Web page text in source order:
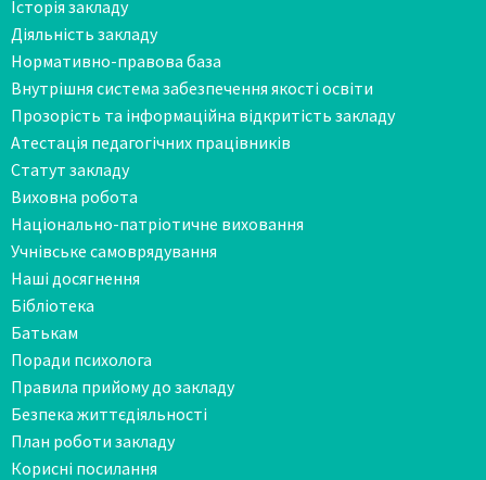
Історія закладу
Діяльність закладу
Нормативно-правова база
Внутрішня система забезпечення якості освіти
Прозорість та інформаційна відкритість закладу
Атестація педагогічних працівників
Статут закладу
Виховна робота
Національно-патріотичне виховання
Учнівське самоврядування
Наші досягнення
Бібліотека
Батькам
Поради психолога
Правила прийому до закладу
Безпека життєдіяльності
План роботи закладу
Корисні посилання